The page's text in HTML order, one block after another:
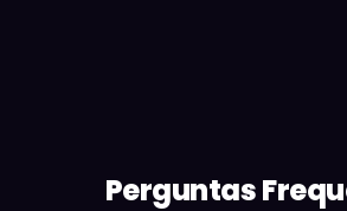
Perguntas